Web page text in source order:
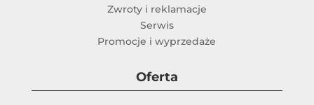
Zwroty i reklamacje
Serwis
Promocje i wyprzedaże
Oferta